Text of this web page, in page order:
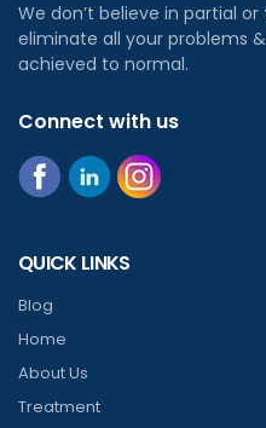
We don’t believe in partial
eliminate all your problems
achieved to normal.
Connect with us
QUICK LINKS
Blog
Home
About Us
Treatment